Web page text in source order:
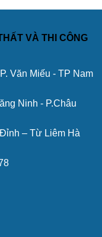
VÀ THI CÔNG
Văn Miếu - TP Nam
Ninh - P.Châu
– Từ Liêm Hà